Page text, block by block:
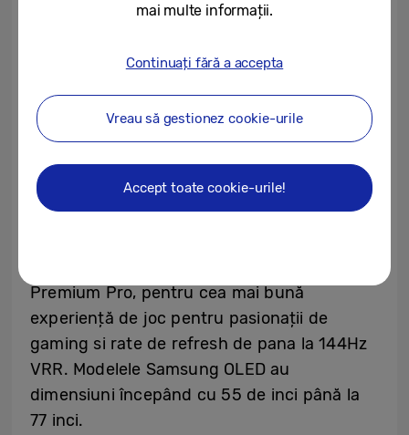
vizuală incredibilă. Paleta de culori este atât
sunt primele televizoare validate de
noile televizoare posibilitatea de a viziona
conținutul la calitate 4K, indiferent de
rezoluția inițială a filmării, precum și
tehnologia Dolby Atmos cu funcția de
Object Tracking Sound. În plus, pentru
Premium Pro, pentru cea mai bună
experiență de joc pentru pasionații de
gaming si rate de refresh de pana la 144Hz
VRR. Modelele Samsung OLED au
dimensiuni începând cu 55 de inci până la
77 inci.
mai multe informații.
Continuați fără a accepta
Vreau să gestionez cookie-urile
Accept toate cookie-urile!